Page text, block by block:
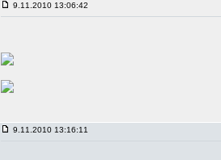
9.11.2010 13:06:42
9.11.2010 13:16:11